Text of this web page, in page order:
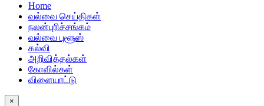
Home
வல்வை செய்திகள்
நலன்புரிச்சங்கம்
வல்வை புளூஸ்
கல்வி
அறிவித்தல்கள்
கோவில்கள்
விளையாட்டு
×